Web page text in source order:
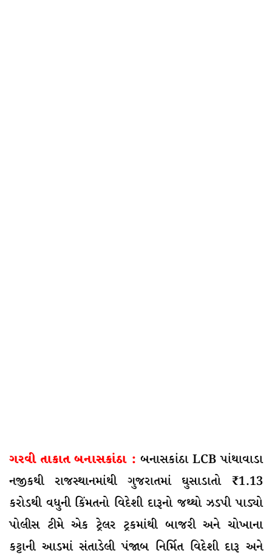
ગરવી તાકાત બનાસકાંઠા : બનાસકાંઠા LCB પાંથાવાડા
નજીકથી રાજસ્થાનમાંથી ગુજરાતમાં ઘુસાડાતો ₹1.13
કરોડથી વધુની કિંમતનો વિદેશી દારૂનો જથ્થો ઝડપી પાડ્યો
પોલીસ ટીમે એક ટ્રેલર ટ્રકમાંથી બાજરી અને ચોખાના
કટ્ટાની આડમાં સંતાડેલી પંજાબ નિર્મિત વિદેશી દારૂ અને